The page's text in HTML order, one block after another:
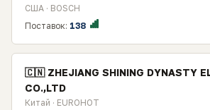
США · BOSCH
Поставок: 138
🇨🇳 ZHEJIANG SHINING DYNASTY
CO.,LTD
Китай · EUROHOT